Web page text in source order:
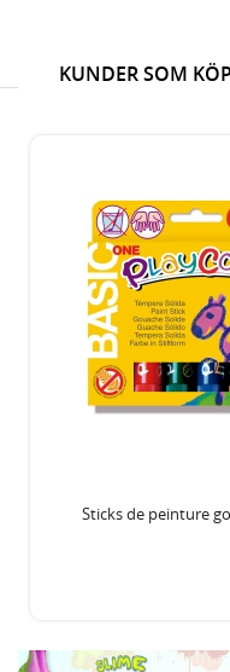
KUNDER SOM
Sticks de peinture